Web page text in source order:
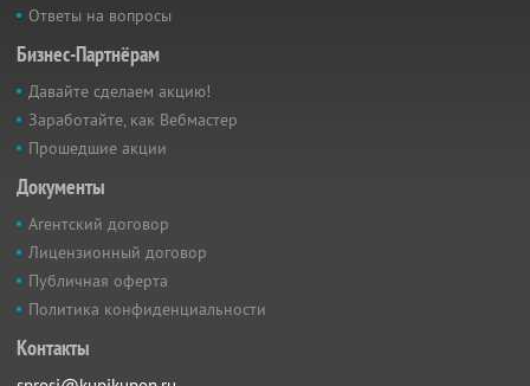
Ответы на вопросы
Бизнес-Партнёрам
Давайте сделаем акцию!
Заработайте, как Вебмастер
Прошедшие акции
Документы
Агентский договор
Лицензионный договор
Публичная оферта
Политика конфиденциальности
Контакты